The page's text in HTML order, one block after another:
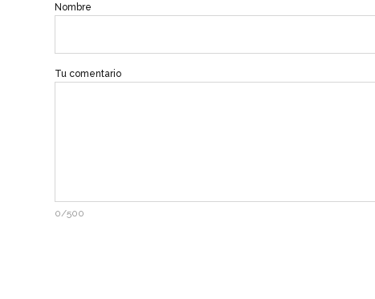
Nombre
Tu comentario
0/500